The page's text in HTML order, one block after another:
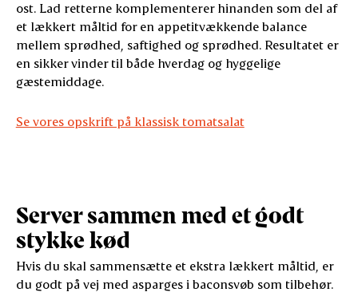
ost. Lad retterne komplementerer hinanden som del af
et lækkert måltid for en appetitvækkende balance
mellem sprødhed, saftighed og sprødhed. Resultatet er
en sikker vinder til både hverdag og hyggelige
gæstemiddage.
Se vores opskrift på klassisk tomatsalat
Server sammen med et godt
stykke kød
Hvis du skal sammensætte et ekstra lækkert måltid, er
du godt på vej med asparges i baconsvøb som tilbehør.